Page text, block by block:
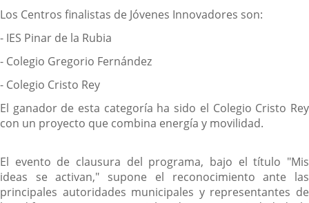
Los Centros finalistas de Jóvenes Innovadores son:
- IES Pinar de la Rubia
- Colegio Gregorio Fernández
- Colegio Cristo Rey
El ganador de esta categoría ha sido el Colegio Cristo Rey
con un proyecto que combina energía y movilidad.
El evento de clausura del programa, bajo el título "Mis
ideas se activan," supone el reconocimiento ante las
principales autoridades municipales y representantes de